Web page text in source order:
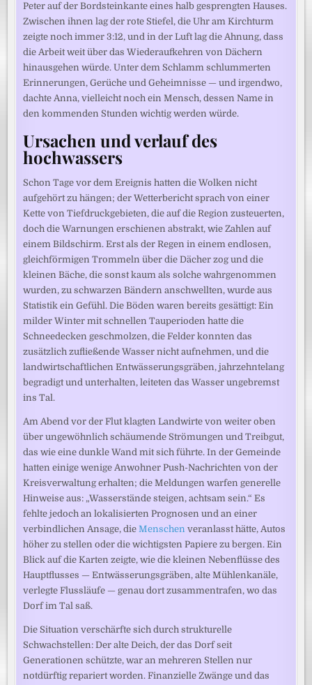
Peter auf der Bordsteinkante eines halb gesprengten Hauses.
Zwischen ihnen lag der rote Stiefel, die Uhr am Kirchturm
zeigte noch immer 3:12, und in der Luft lag die Ahnung, dass
die Arbeit weit über das Wiederaufkehren von Dächern
hinausgehen würde. Unter dem Schlamm schlummerten
Erinnerungen, Gerüche und Geheimnisse — und irgendwo,
dachte Anna, vielleicht noch ein Mensch, dessen Name in
den kommenden Stunden wichtig werden würde.
Ursachen und verlauf des
hochwassers
Schon Tage vor dem Ereignis hatten die Wolken nicht
aufgehört zu hängen; der Wetterbericht sprach von einer
Kette von Tiefdruckgebieten, die auf die Region zusteuerten,
doch die Warnungen erschienen abstrakt, wie Zahlen auf
einem Bildschirm. Erst als der Regen in einem endlosen,
gleichförmigen Trommeln über die Dächer zog und die
kleinen Bäche, die sonst kaum als solche wahrgenommen
wurden, zu schwarzen Bändern anschwellten, wurde aus
Statistik ein Gefühl. Die Böden waren bereits gesättigt: Ein
milder Winter mit schnellen Tauperioden hatte die
Schneedecken geschmolzen, die Felder konnten das
zusätzlich zufließende Wasser nicht aufnehmen, und die
landwirtschaftlichen Entwässerungsgräben, jahrzehntelang
begradigt und unterhalten, leiteten das Wasser ungebremst
ins Tal.
Am Abend vor der Flut klagten Landwirte von weiter oben
über ungewöhnlich schäumende Strömungen und Treibgut,
das wie eine dunkle Wand mit sich führte. In der Gemeinde
hatten einige wenige Anwohner Push-Nachrichten von der
Kreisverwaltung erhalten; die Meldungen warfen generelle
Hinweise aus: „Wasserstände steigen, achtsam sein.“ Es
fehlte jedoch an lokalisierten Prognosen und an einer
verbindlichen Ansage, dieMenschen veranlasst hätte, Autos
höher zu stellen oder die wichtigsten Papiere zu bergen. Ein
Blick auf die Karten zeigte, wie die kleinen Nebenflüsse des
Hauptflusses — Entwässerungsgräben, alte Mühlenkanäle,
verlegte Flussläufe — genau dort zusammentrafen, wo das
Dorf im Tal saß.
Die Situation verschärfte sich durch strukturelle
Schwachstellen: Der alte Deich, der das Dorf seit
Generationen schützte, war an mehreren Stellen nur
notdürftig repariert worden. Finanzielle Zwänge und das